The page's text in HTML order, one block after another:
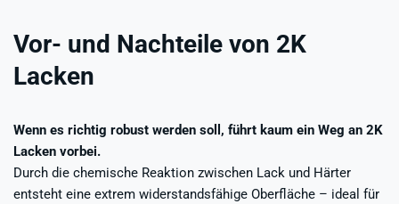
Vor- und Nachteile von 2K
Lacken
Wenn es richtig robust werden soll, führt kaum ein Weg an 2K
Lacken vorbei.
Durch die chemische Reaktion zwischen Lack und Härter
entsteht eine extrem widerstandsfähige Oberfläche – ideal für